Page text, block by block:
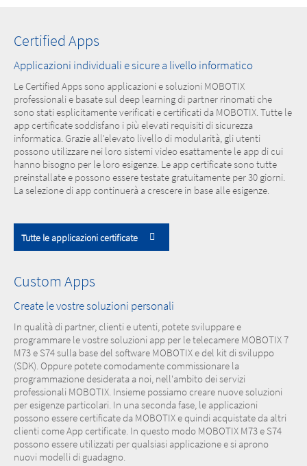
Certified Apps
Applicazioni individuali e sicure a livello informatico
Le Certified Apps sono applicazioni e soluzioni MOBOTIX
professionali e basate sul deep learning di partner rinomati che
sono stati esplicitamente verificati e certificati da MOBOTIX. Tutte le
app certificate soddisfano i più elevati requisiti di sicurezza
informatica. Grazie all'elevato livello di modularità, gli utenti
possono utilizzare nei loro sistemi video esattamente le app di cui
hanno bisogno per le loro esigenze. Le app certificate sono tutte
preinstallate e possono essere testate gratuitamente per 30 giorni.
La selezione di app continuerà a crescere in base alle esigenze.
Tutte le applicazioni certificate
Custom Apps
Create le vostre soluzioni personali
In qualità di partner, clienti e utenti, potete sviluppare e
programmare le vostre soluzioni app per le telecamere MOBOTIX 7
M73 e S74 sulla base del software MOBOTIX e del kit di sviluppo
(SDK). Oppure potete comodamente commissionare la
programmazione desiderata a noi, nell'ambito dei servizi
professionali MOBOTIX. Insieme possiamo creare nuove soluzioni
per esigenze particolari. In una seconda fase, le applicazioni
possono essere certificate da MOBOTIX e quindi acquistate da altri
clienti come App certificate. In questo modo MOBOTIX M73 e S74
possono essere utilizzati per qualsiasi applicazione e si aprono
nuovi modelli di guadagno.